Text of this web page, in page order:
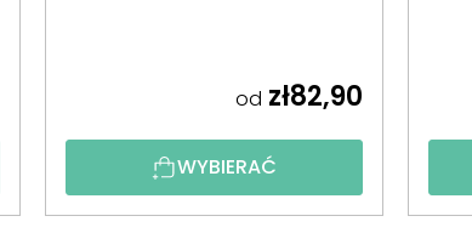
od zł82,90
WYBIERAĆ